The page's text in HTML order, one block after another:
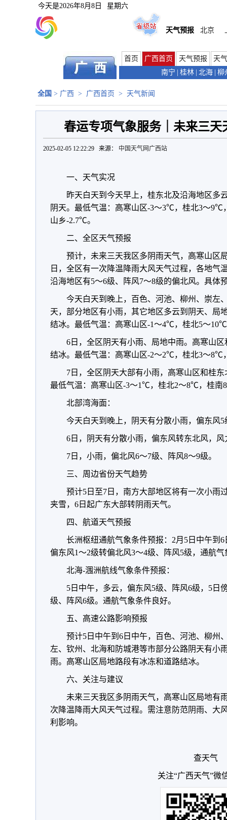
今天是2026年8月8日 星期六
天气预报 北京
首页 广西首页 天气预报
天
南宁
桂林 北海 柳
全国 > 广西 > 广西首页 > 天气新闻
春运专项气象服务｜未来三天
2025-02-05 12:22:29 来源： 中国天气网广西站
一、天气实况
昨天白天到今天早上，桂东北及沿海地区多
阴天。最低气温：高寒山区-3～3℃，桂北3～9℃
山乡-2.7℃。
二、全区天气预报
预计，未来三天我区多阴雨天气，高寒山区
日，全区有一次降温降雨大风天气过程，各地
沿海地区有5～6级、阵风7～8级的偏北风。具体
今天白天到晚上，百色、河池、柳州、崇左
天，部分地区有小雨，其它地区多云到阴天、局
结冰。最低气温：高寒山区-1～4℃，桂北5～
6日，全区阴天有小雨、局地中雨。高寒山
结冰。最低气温：高寒山区-2～2℃，桂北3～8℃
7日，全区阴天大部有小雨，高寒山区和桂
最低气温：高寒山区-3～1℃，桂北2～8℃，桂南
北部湾海面：
今天白天到晚上，阴天有分散小雨，偏东风5
6日，阴天有分散小雨，偏东风转东北风，
7日，小雨，偏北风6～7级、阵风8～9级。
三、周边省份天气趋势
预计5日至7日，南方大部地区将有一次小雨
夹雪，6日起广东大部转阴雨天气。
四、航道天气预报
长洲枢纽通航气象条件预报： 2月5日中午到
偏东风1～2级转偏北风3～4级、阵风5级，通航
北海-涠洲航线气象条件预报：
5日中午，多云，偏东风5级、阵风6级，5日
级、阵风6级。通航气象条件良好。
五、高速公路影响预报
预计5日中午到6日中午，百色、河池、柳州
左、钦州、北海和防城港等市部分公路阴天有小
雨。高寒山区局地路段有冰冻和道路结冰。
六、关注与建议
未来三天我区多阴雨天气，高寒山区局地有
次降温降雨大风天气过程。需注意防范阴雨、大
利影响。
查天气
关注“广西天气”微